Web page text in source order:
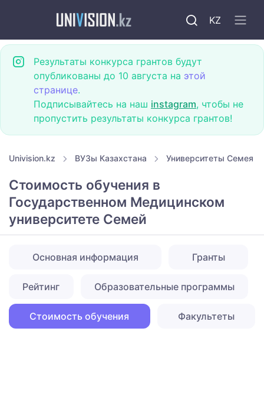
KZ
Результаты конкурса грантов будут
опубликованы до 10 августа на этой
странице.
Подписывайтесь на наш instagram, чтобы не
пропустить результаты конкурса грантов!
Univision.kz ВУЗы Казахстана Университеты Семея
Стоимость обучения в
Государственном Медицинском
университете Семей
Основная информация Гранты
Рейтинг Образовательные программы
Стоимость обучения Факультеты